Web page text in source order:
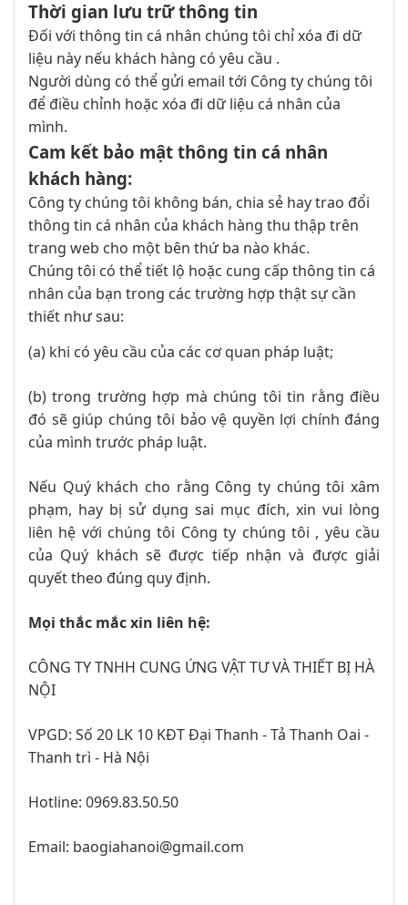
Thời gian lưu trữ thông tin
Đối với thông tin cá nhân chúng tôi chỉ xóa đi dữ
liệu này nếu khách hàng có yêu cầu .
Người dùng có thể gửi email tới Công ty chúng tôi
để điều chỉnh hoặc xóa đi dữ liệu cá nhân của
mình.
Cam kết bảo mật thông tin cá nhân
khách hàng:
Công ty chúng tôi không bán, chia sẻ hay trao đổi
thông tin cá nhân của khách hàng thu thập trên
trang web cho một bên thứ ba nào khác.
Chúng tôi có thể tiết lộ hoặc cung cấp thông tin cá
nhân của bạn trong các trường hợp thật sự cần
thiết như sau:
(a) khi có yêu cầu của các cơ quan pháp luật;
(b) trong trường hợp mà chúng tôi tin rằng điều
đó sẽ giúp chúng tôi bảo vệ quyền lợi chính đáng
của mình trước pháp luật.
Nếu Quý khách cho rằng Công ty chúng tôi xâm
phạm, hay bị sử dụng sai mục đích, xin vui lòng
liên hệ với chúng tôi Công ty chúng tôi , yêu cầu
của Quý khách sẽ được tiếp nhận và được giải
quyết theo đúng quy định.
Mọi thắc mắc xin liên hệ:
CÔNG TY TNHH CUNG ỨNG VẬT TƯ VÀ THIẾT BỊ HÀ
NỘI
VPGD: Số 20 LK 10 KĐT Đại Thanh - Tả Thanh Oai -
Thanh trì - Hà Nội
Hotline: 0969.83.50.50
Email: baogiahanoi@gmail.com